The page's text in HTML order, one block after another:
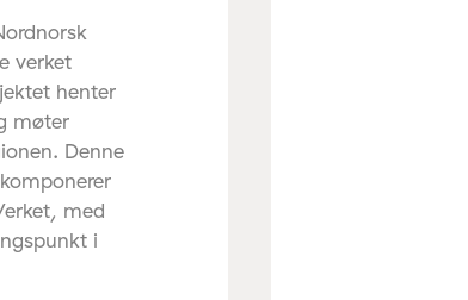
verket
henter
møter
Denne
med
i